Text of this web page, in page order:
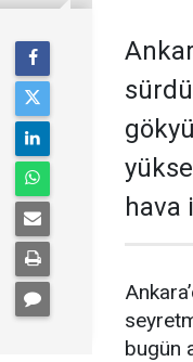
hava
bugün